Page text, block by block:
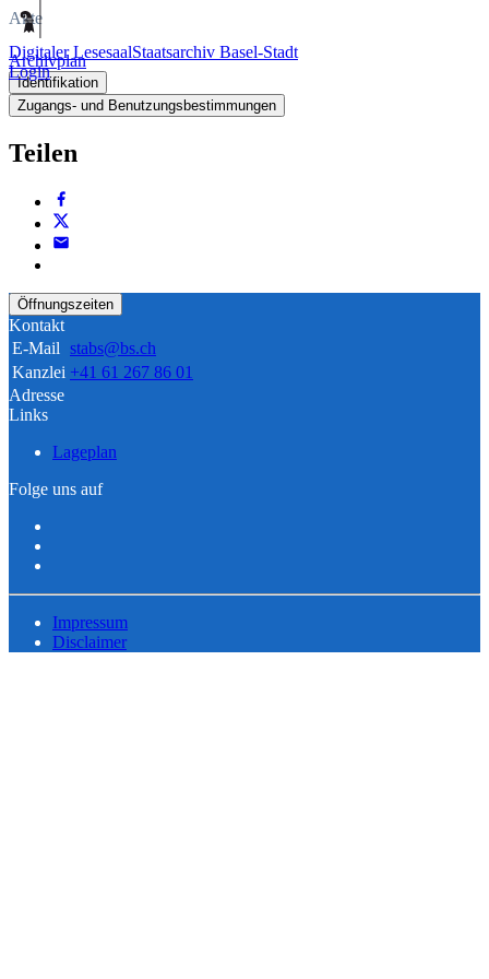
Digitaler LesesaalStaatsarchiv Basel-Stadt
Login
Akte
Archivplan
Identifikation
Zugangs- und Benutzungsbestimmungen
Teilen
Öffnungszeiten
Kontakt
E-Mail stabs@bs.ch
Kanzlei +41 61 267 86 01
Adresse
Links
Lageplan
Folge uns auf
Impressum
Disclaimer